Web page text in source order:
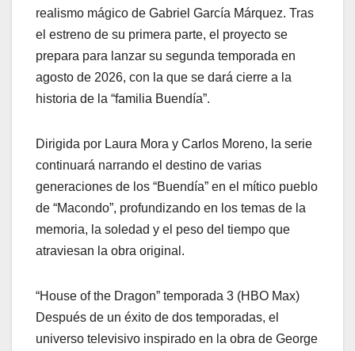
realismo mágico de Gabriel García Márquez. Tras
el estreno de su primera parte, el proyecto se
prepara para lanzar su segunda temporada en
agosto de 2026, con la que se dará cierre a la
historia de la “familia Buendía”.
Dirigida por Laura Mora y Carlos Moreno, la serie
continuará narrando el destino de varias
generaciones de los “Buendía” en el mítico pueblo
de “Macondo”, profundizando en los temas de la
memoria, la soledad y el peso del tiempo que
atraviesan la obra original.
“House of the Dragon” temporada 3 (HBO Max)
Después de un éxito de dos temporadas, el
universo televisivo inspirado en la obra de George